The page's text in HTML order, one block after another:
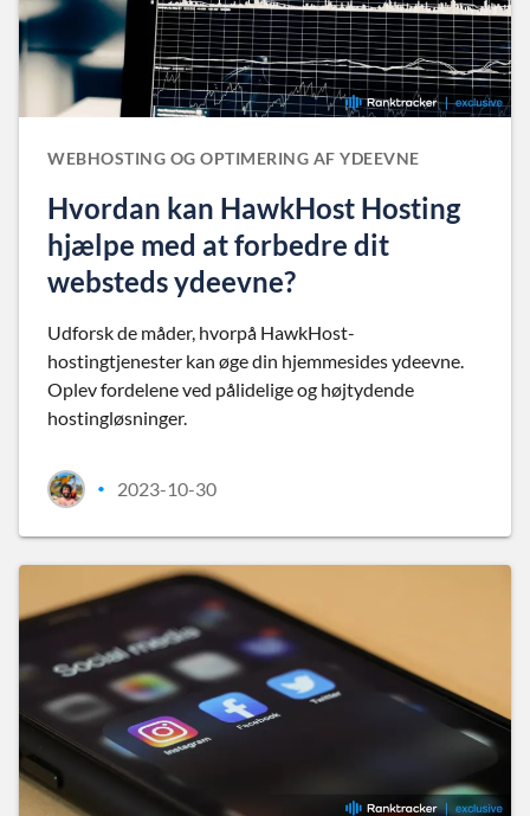
WEBHOSTING OG OPTIMERING AF YDEEVNE
Hvordan kan HawkHost Hosting
hjælpe med at forbedre dit
websteds ydeevne?
Udforsk de måder, hvorpå HawkHost-
hostingtjenester kan øge din hjemmesides ydeevne.
Oplev fordelene ved pålidelige og højtydende
hostingløsninger.
• 2023-10-30